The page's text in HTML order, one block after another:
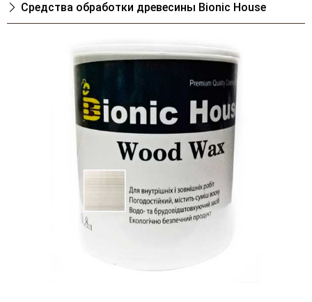
Cредства обработки древесины Bionic House